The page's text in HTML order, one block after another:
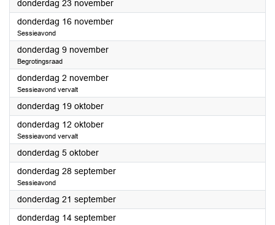
donderdag 23 november2023
donderdag 16 november2023
Sessieavond
donderdag 9 november2023
Begrotingsraad
donderdag 2 november2023
Sessieavond vervalt
donderdag 19 oktober2023
donderdag 12 oktober2023
Sessieavond vervalt
donderdag 5 oktober2023
donderdag 28 september2023
Sessieavond
donderdag 21 september2023
donderdag 14 september2023